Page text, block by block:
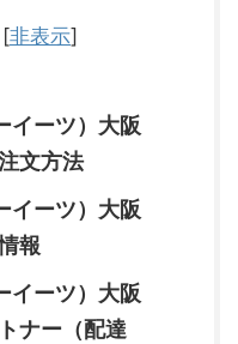
[非表示]
イーツ）大阪
文方法
イーツ）大阪
報
イーツ）大阪
ナー（配達